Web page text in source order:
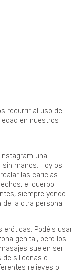
recurrir al uso de
en nuestros
una
manos. Hoy os
las caricias
el cuerpo
siempre yendo
de la otra persona.
eróticas. Podéis usar
genital, pero los
suelen ser
de siliconas o
relieves o